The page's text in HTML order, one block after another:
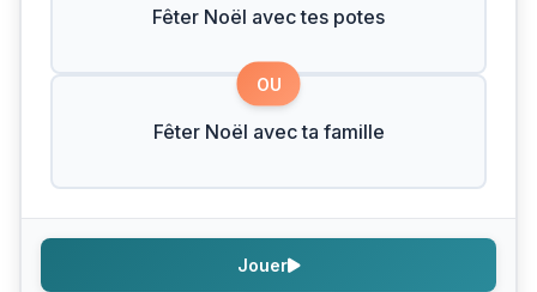
Fêter Noël avec tes potes
OU
Fêter Noël avec ta famille
Jouer